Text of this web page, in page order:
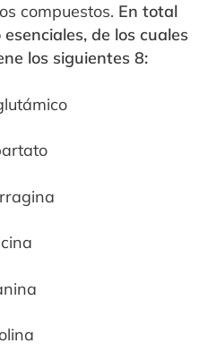
compuestos. En total
de los cuales
los siguientes 8: